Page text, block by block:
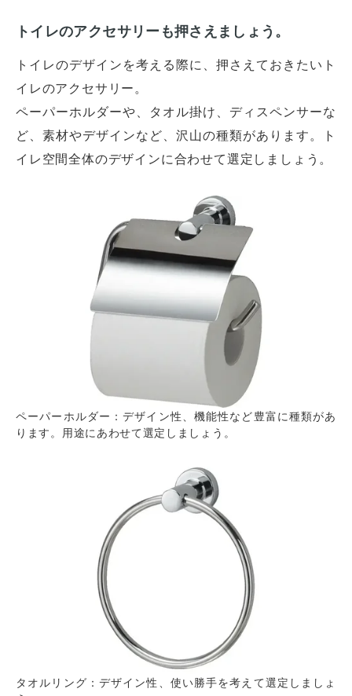
トイレのアクセサリーも押さえましょう。
トイレのデザインを考える際に、押さえておきたいト
イレのアクセサリー。
ペーパーホルダーや、タオル掛け、ディスペンサーな
ど、素材やデザインなど、沢山の種類があります。ト
イレ空間全体のデザインに合わせて選定しましょう。
ペーパーホルダー：デザイン性、機能性など豊富に種類があ
ります。用途にあわせて選定しましょう。
タオルリング：デザイン性、使い勝手を考えて選定しましょ